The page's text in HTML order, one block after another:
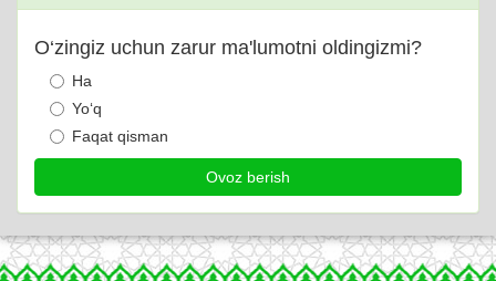
O‘zingiz uchun zarur ma'lumotni oldingizmi?
Ha
Yo‘q
Faqat qisman